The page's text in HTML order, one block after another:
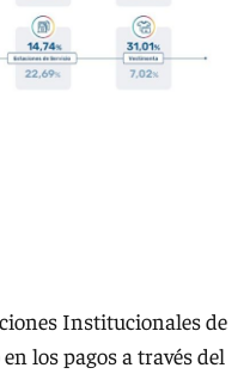
Institucionales de
los pagos a través del